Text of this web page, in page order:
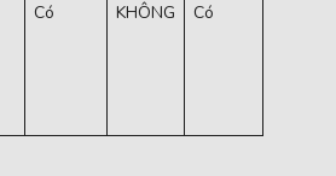
Có KHÔNG Có